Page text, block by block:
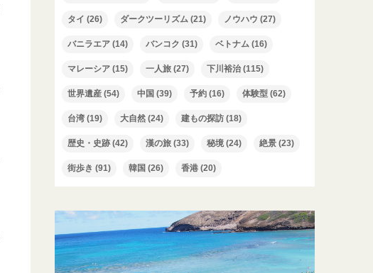
タイ (26) ダークツーリズム (21) ノウハウ (27)
バニラエア (14) バンコク (31) ベトナム (16)
マレーシア (15) 一人旅 (27) 下川裕治(115)
世界遺産 (54) 中国 (39) 予約 (16) 体験型 (62)
台湾 (19) 大自然 (24) 建もの探訪 (18)
歴史・史跡 (42) 漢の旅 (33) 秘境 (24) 絶景 (23)
街歩き (91) 韓国 (26) 香港 (20)